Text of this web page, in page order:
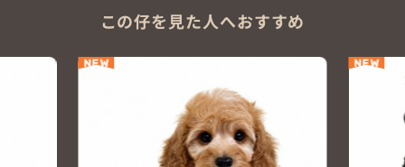
この仔を見た人へおすすめ
NEW NEW